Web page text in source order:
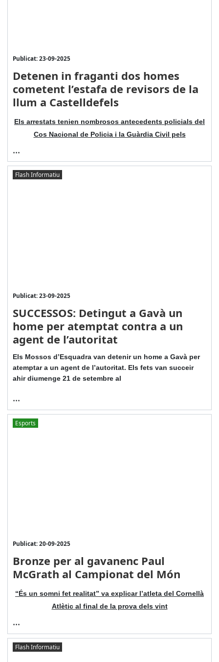
Publicat: 23-09-2025
Detenen in fraganti dos homes
cometent l’estafa de revisors de la
llum a Castelldefels
Els arrestats tenien nombrosos antecedents policials del
Cos Nacional de Policia i la Guàrdia Civil pels
...
Flash Informatiu
Publicat: 23-09-2025
SUCCESSOS: Detingut a Gavà un
home per atemptat contra a un
agent de l’autoritat
Els Mossos d’Esquadra van detenir un home a Gavà per
atemptar a un agent de l’autoritat. Els fets van succeir
ahir diumenge 21 de setembre al
...
Esports
Publicat: 20-09-2025
Bronze per al gavanenc Paul
McGrath al Campionat del Món
“És un somni fet realitat” va explicar l’atleta del Cornellà
Atlètic al final de la prova dels vint
...
Flash Informatiu